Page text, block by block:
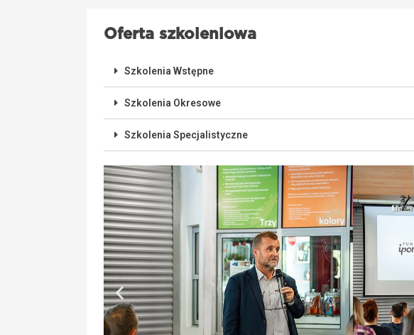
Oferta szkoleniowa
Szkolenia Wstępne
Szkolenia Okresowe
Szkolenia Specjalistyczne